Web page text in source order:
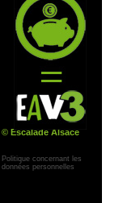
© Escalade Alsace
Politique concernant les
données personnelles